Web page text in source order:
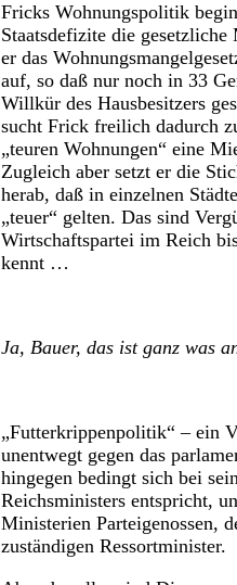
Fricks Wohnungspolitik
Staatsdefizite die
er das
auf, so daß nur noch in 33
Willkür des Hausbesitzers
sucht Frick freilich dadurch
„teuren Wohnungen“ eine
Zugleich aber setzt er die
herab, daß in einzelnen
„teuer“ gelten. Das sind
Wirtschaftspartei im Reich
kennt …
Ja, Bauer, das ist ganz was
„Futterkrippenpolitik“ – ein
unentwegt gegen das
hingegen bedingt sich bei
Reichsministers entspricht,
Ministerien Parteigenossen,
zuständigen Ressortminister.